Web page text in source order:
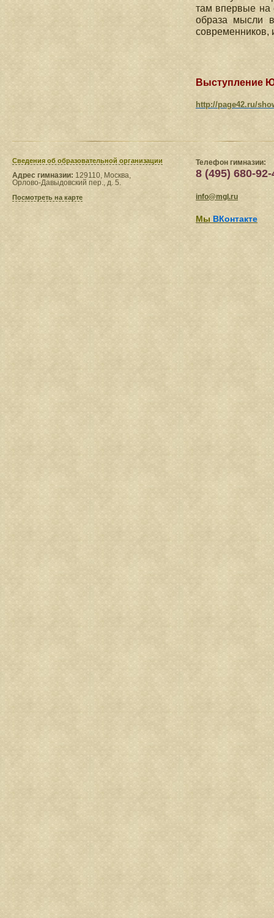
там впервые на
образа мысли
современников,
Выступление
http://page42.ru/
Сведения​ об образовательной организации
Адрес гимназии: 129110, Москва,
Орлово-Давыдовский пер., д. 5.
Посмотреть на карте
Телефон гимназии:
8 (495) 680-92-
info@mgl.ru
Мы ВКонтакте